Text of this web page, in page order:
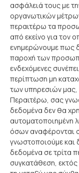
ασφάλειά τους με
οργανωτικών
περαιτέρω τα
από εκείνο για τον
ενημερώνουμε πως
παροχή των
ενδεχόμενες
περίπτωση μη
των υπηρεσιών μας,
Περαιτέρω, σας
δεδομένα δεν θα
αυτοματοποιημένη
όσων αναφέρονται
γνωστοποιούμε και
δεδομένα σε τρίτα
συγκατάθεση,